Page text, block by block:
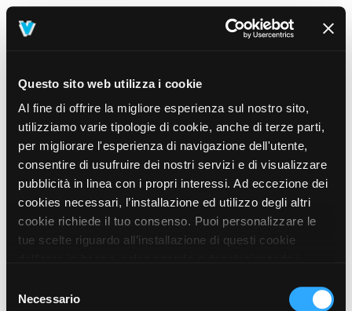
Questo sito web utilizza i cookie
Al fine di offrire la migliore esperienza sul nostro sito,
utilizziamo varie tipologie di cookie, anche di terze parti,
per migliorare l'esperienza di navigazione dell'utente,
consentire di usufruire dei nostri servizi e di visualizzare
pubblicità in linea con i propri interessi. Ad eccezione dei
cookies necessari, l’installazione ed utilizzo degli altri
cookie richiede il tuo consenso. Puoi personalizzare le
tue scelte riguardo all’installazione di questi cookie
prosegui” o decidere di accettare tutti i cookie, cliccando
delNecessario